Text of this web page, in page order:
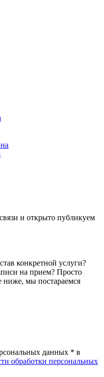
и открыто публикуем
конкретной услуги?
на прием? Просто
ниже, мы постараемся
данных * в
обработки персональных